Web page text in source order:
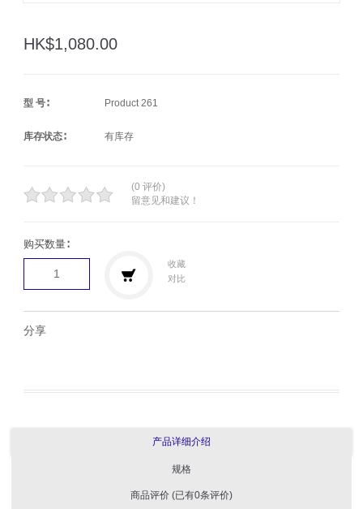
HK$1,080.00
型 号∶ Product 261
库存状态∶ 有库存
(0 评价)
留意见和建议！
购买数量∶
收藏
对比
分享
产品详细介绍
规格
商品评价 (已有0条评价)